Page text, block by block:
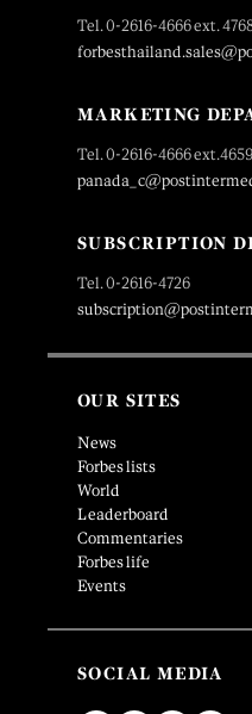
Tel. 0-2616-4666 ext.
MARKETING
Tel. 0-2616-4666 ext.4659
SUBSCRIPTION
Tel. 0-2616-4726
OUR SITES
News
Forbes lists
World
Leaderboard
Commentaries
Forbes life
Events
SOCIAL MEDIA